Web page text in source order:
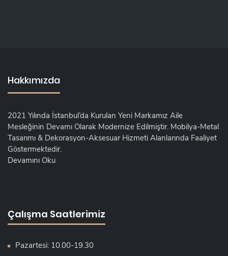
Hakkımızda
2021 Yılında İstanbul’da Kurulan Yeni Markamız Aile
Mesleğinin Devamı Olarak Modernize Edilmiştir. Mobilya-Metal
Tasarımı & Dekorasyon-Aksesuar Hizmeti Alanlarında Faaliyet
Göstermektedir.
Devamını Oku
Çalışma Saatlerimiz
Pazartesi: 10.00-19.30